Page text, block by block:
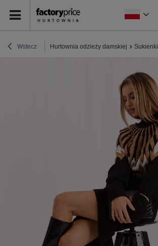
Wstecz Hurtownia odzieży damskiej Sukienki